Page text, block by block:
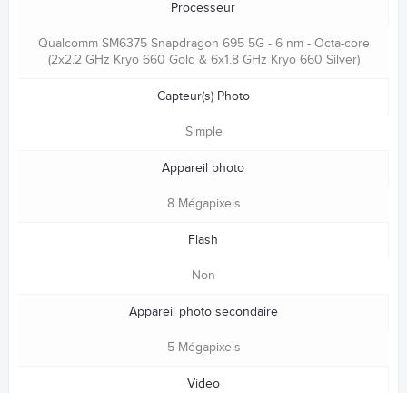
Processeur
Qualcomm SM6375 Snapdragon 695 5G - 6 nm - Octa-core
(2x2.2 GHz Kryo 660 Gold & 6x1.8 GHz Kryo 660 Silver)
Capteur(s) Photo
Simple
Appareil photo
8 Mégapixels
Flash
Non
Appareil photo secondaire
5 Mégapixels
Video